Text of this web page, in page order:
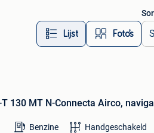
Lijst Foto’s
130 MT N-Connecta Airco,
Benzine Handgeschakeld